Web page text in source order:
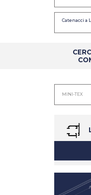
Catenacci a